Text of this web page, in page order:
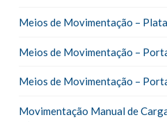
Meios de Movimentação –
Meios de Movimentação –
Meios de Movimentação –
Movimentação Manual de